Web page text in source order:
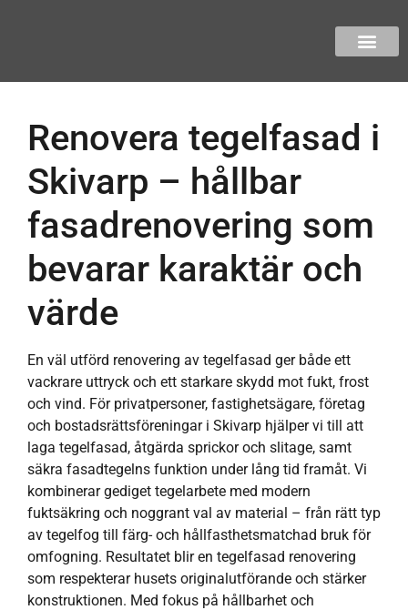
Renovera tegelfasad i
Skivarp – hållbar
fasadrenovering som
bevarar karaktär och
värde
En väl utförd renovering av tegelfasad ger både ett
vackrare uttryck och ett starkare skydd mot fukt, frost
och vind. För privatpersoner, fastighetsägare, företag
och bostadsrättsföreningar i Skivarp hjälper vi till att
laga tegelfasad, åtgärda sprickor och slitage, samt
säkra fasadtegelns funktion under lång tid framåt. Vi
kombinerar gediget tegelarbete med modern
fuktsäkring och noggrant val av material – från rätt typ
av tegelfog till färg- och hållfasthetsmatchad bruk för
omfogning. Resultatet blir en tegelfasad renovering
som respekterar husets originalutförande och stärker
konstruktionen. Med fokus på hållbarhet och